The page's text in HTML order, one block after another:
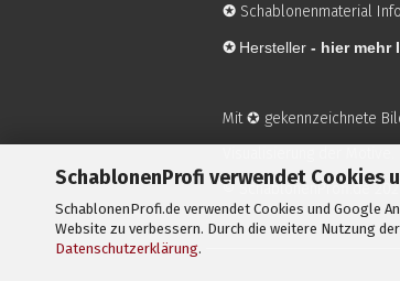
SchablonenProfi verwendet Cookies
SchablonenProfi.de verwendet Cookies und Google
Website zu verbessern. Durch die weitere Nutzung
Datenschutzerklärung.
✪ Schablonenmaterial Info
✪ Hersteller - hier mehr
Mit ✪ gekennzeichnete
© SchablonenProfi.de